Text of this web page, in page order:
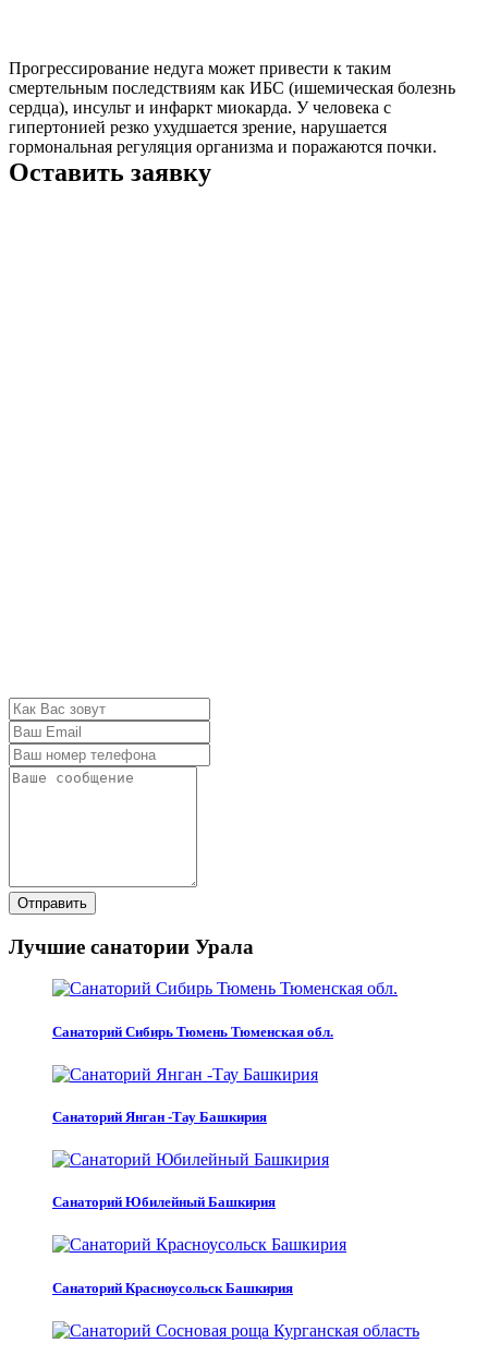
Прогрессирование недуга может привести к таким
смертельным последствиям как ИБС (ишемическая болезнь
сердца), инсульт и инфаркт миокарда. У человека с
гипертонией резко ухудшается зрение, нарушается
гормональная регуляция организма и поражаются почки.
Оставить заявку
Отправить
Лучшие санатории Урала
Санаторий Сибирь Тюмень Тюменская обл.
Санаторий Янган -Тау Башкирия
Санаторий Юбилейный Башкирия
Санаторий Красноусольск Башкирия